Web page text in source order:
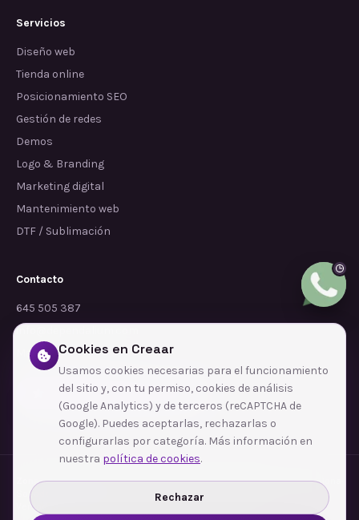
Servicios
Diseño web
Tienda online
Posicionamiento SEO
Gestión de redes
Demos
Logo & Branding
Marketing digital
Mantenimiento web
DTF / Sublimación
Contacto
645 505 387
info@dependalium.com
Mataró (Barcelona)
Déjanos tu reseña en Google
Zonas de cobertura·Barcelona·L'Hospitalet de Llobregat·Terrassa·Badalona
Sabadell
Santa Coloma de Gramenet
Ver todas las zonas →
Cookies en Creaar
Usamos cookies necesarias para el funcionamiento
del sitio y, con tu permiso, cookies de análisis
(Google Analytics) y de terceros (reCAPTCHA de
Google). Puedes aceptarlas, rechazarlas o
configurarlas por categoría. Más información en
nuestra política de cookies.
Rechazar